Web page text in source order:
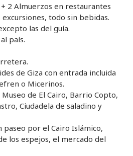
2 Almuerzos en restaurantes
todo sin bebidas.
las del guía.
país.
de Giza con entrada incluida
o Micerinos.
de El Cairo, Barrio Copto,
Ciudadela de saladino y
paseo por el Cairo Islámico,
los espejos, el mercado del